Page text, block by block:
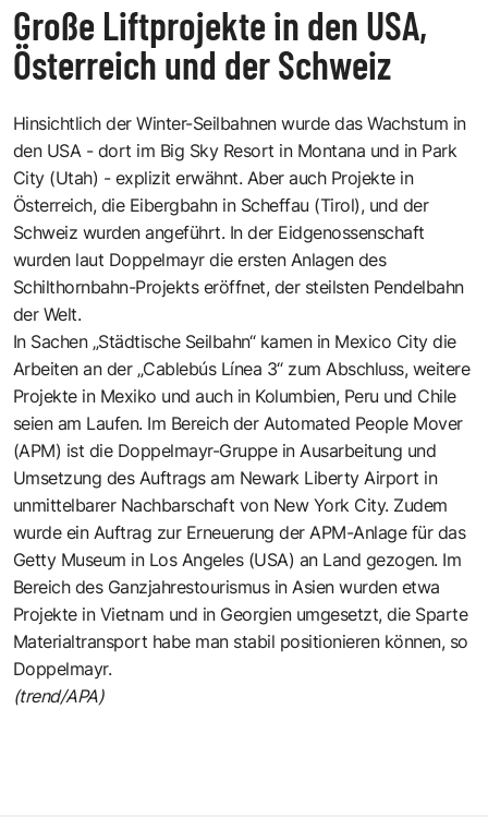
Große Liftprojekte in den USA,
Österreich und der Schweiz
Hinsichtlich der Winter-Seilbahnen wurde das Wachstum in
den USA - dort im Big Sky Resort in Montana und in Park
City (Utah) - explizit erwähnt. Aber auch Projekte in
Österreich, die Eibergbahn in Scheffau (Tirol), und der
Schweiz wurden angeführt. In der Eidgenossenschaft
wurden laut Doppelmayr die ersten Anlagen des
Schilthornbahn-Projekts eröffnet, der steilsten Pendelbahn
der Welt.
In Sachen „Städtische Seilbahn“ kamen in Mexico City die
Arbeiten an der „Cablebús Línea 3“ zum Abschluss, weitere
Projekte in Mexiko und auch in Kolumbien, Peru und Chile
seien am Laufen. Im Bereich der Automated People Mover
(APM) ist die Doppelmayr-Gruppe in Ausarbeitung und
Umsetzung des Auftrags am Newark Liberty Airport in
unmittelbarer Nachbarschaft von New York City. Zudem
wurde ein Auftrag zur Erneuerung der APM-Anlage für das
Getty Museum in Los Angeles (USA) an Land gezogen. Im
Bereich des Ganzjahrestourismus in Asien wurden etwa
Projekte in Vietnam und in Georgien umgesetzt, die Sparte
Materialtransport habe man stabil positionieren können, so
Doppelmayr.
(trend/APA)